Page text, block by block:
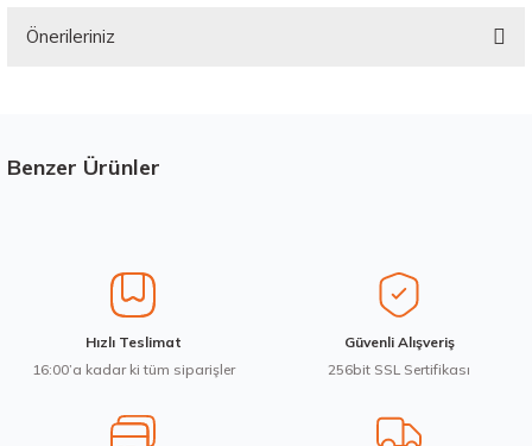
Önerileriniz
Görüş ve önerileriniz için teşekkür ederiz.
Ürün bilgilerinde hatalar bulunuyor.
Ürün fiyatı diğer sitelerden daha pahalı.
Bu ürüne benzer farklı alternatifler olmalı.
Benzer Ürünler
Goodyear 205/55R16 91V Eagle Sport 2 Yaz 2026
Hızlı Teslimat
16:00’a kadar ki tüm siparişler
Güvenli Alışveriş
256bit SSL Sertifikası